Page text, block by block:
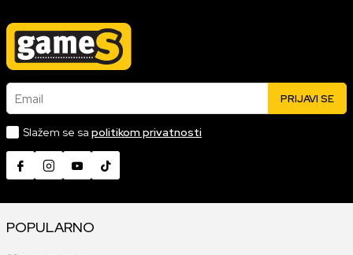
Email PRIJAVI SE
Slažem se sa politikom privatnosti
POPULARNO